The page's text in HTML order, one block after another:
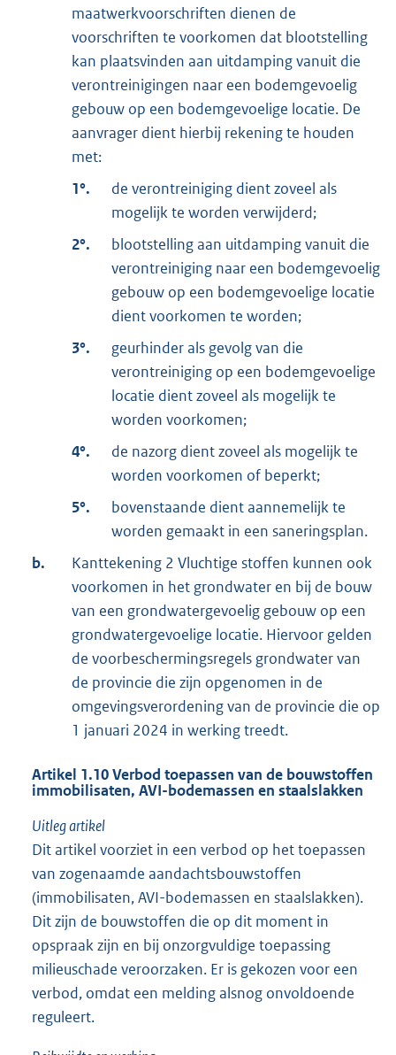
maatwerkvoorschriften dienen de
voorschriften te voorkomen dat blootstelling
kan plaatsvinden aan uitdamping vanuit die
verontreinigingen naar een bodemgevoelig
gebouw op een bodemgevoelige locatie. De
aanvrager dient hierbij rekening te houden
met:
1°.
de verontreiniging dient zoveel als
mogelijk te worden verwijderd;
2°.
blootstelling aan uitdamping vanuit die
verontreiniging naar een bodemgevoelig
gebouw op een bodemgevoelige locatie
dient voorkomen te worden;
3°.
geurhinder als gevolg van die
verontreiniging op een bodemgevoelige
locatie dient zoveel als mogelijk te
worden voorkomen;
4°.
de nazorg dient zoveel als mogelijk te
worden voorkomen of beperkt;
5°.
bovenstaande dient aannemelijk te
worden gemaakt in een saneringsplan.
b.
Kanttekening 2 Vluchtige stoffen kunnen ook
voorkomen in het grondwater en bij de bouw
van een grondwatergevoelig gebouw op een
grondwatergevoelige locatie. Hiervoor gelden
de voorbeschermingsregels grondwater van
de provincie die zijn opgenomen in de
omgevingsverordening van de provincie die op
1 januari 2024 in werking treedt.
Artikel 1.10 Verbod toepassen van de bouwstoffen
immobilisaten, AVI-bodemassen en staalslakken
Uitleg artikel
Dit artikel voorziet in een verbod op het toepassen
van zogenaamde aandachtsbouwstoffen
(immobilisaten, AVI-bodemassen en staalslakken).
Dit zijn de bouwstoffen die op dit moment in
opspraak zijn en bij onzorgvuldige toepassing
milieuschade veroorzaken. Er is gekozen voor een
verbod, omdat een melding alsnog onvoldoende
reguleert.